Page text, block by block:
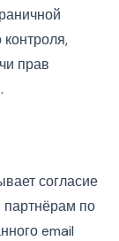
прав
согласие
партнёрам по
email